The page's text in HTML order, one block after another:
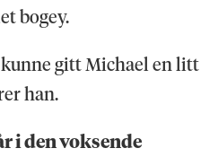
bogey.
kunne gitt Michael en litt
han.
i den voksende